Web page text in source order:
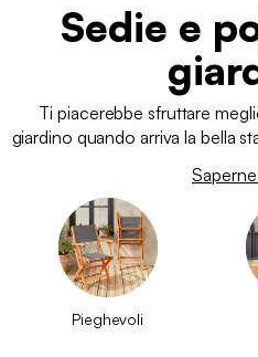
Sedie e
Ti piacerebbe sfruttare
giardino quando arriva la bella
in cui vivi lo spazio esterno,
creare un angolo in
per mangiare, rilassarsi o
Quando organizzi questo
preciso:sedie e poltrone da
stile che hai in mente. Perché
Pieghevoli